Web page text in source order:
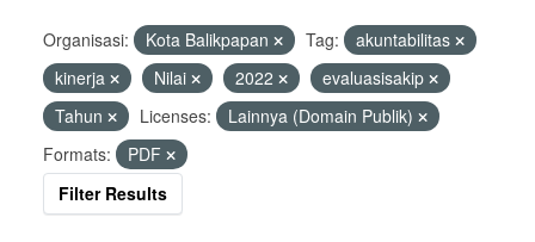
Organisasi: Kota Balikpapan Tag:
akuntabilitas
kinerja
Nilai 2022
evaluasisakip
Tahun
Licenses:
Lainnya (Domain Publik)
Formats:
PDF
Filter Results